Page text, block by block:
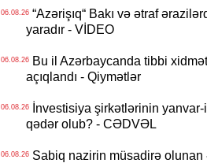
06.08.26“Azərişıq“ Bakı və ətraf
yaradır - VİDEO
06.08.26Bu il Azərbaycanda tibbi
açıqlandı - Qiymətlər
06.08.26İnvestisiya şirkətlərinin yanvar-
qədər olub? - CƏDVƏL
06.08.26Sabiq nazirin müsadirə olunan